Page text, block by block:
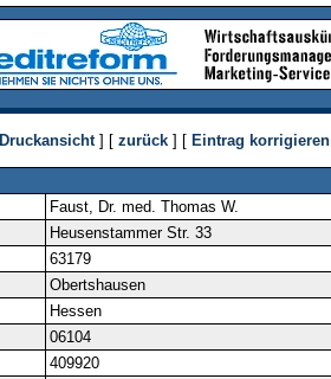
Druckansicht] [ zurück ] [ Eintrag korrigieren
Faust, Dr. med. Thomas W.
Heusenstammer Str. 33
63179
Obertshausen
Hessen
06104
409920